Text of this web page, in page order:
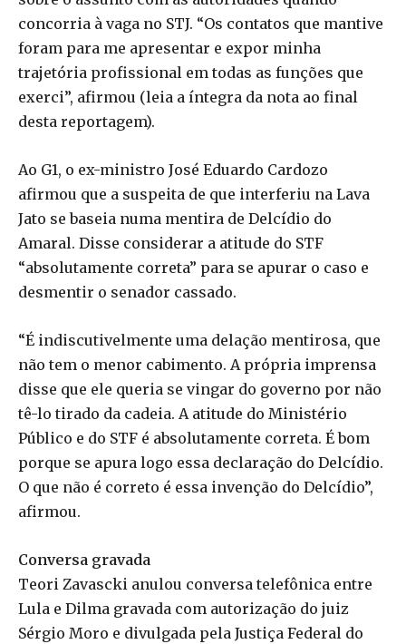
concorria à vaga no STJ. “Os contatos que mantive
foram para me apresentar e expor minha
trajetória profissional em todas as funções que
exerci”, afirmou (leia a íntegra da nota ao final
desta reportagem).
Ao G1, o ex-ministro José Eduardo Cardozo
afirmou que a suspeita de que interferiu na Lava
Jato se baseia numa mentira de Delcídio do
Amaral. Disse considerar a atitude do STF
“absolutamente correta” para se apurar o caso e
desmentir o senador cassado.
“É indiscutivelmente uma delação mentirosa, que
não tem o menor cabimento. A própria imprensa
disse que ele queria se vingar do governo por não
tê-lo tirado da cadeia. A atitude do Ministério
Público e do STF é absolutamente correta. É bom
porque se apura logo essa declaração do Delcídio.
O que não é correto é essa invenção do Delcídio”,
afirmou.
Conversa gravada
Teori Zavascki anulou conversa telefônica entre
Lula e Dilma gravada com autorização do juiz
Sérgio Moro e divulgada pela Justiça Federal do